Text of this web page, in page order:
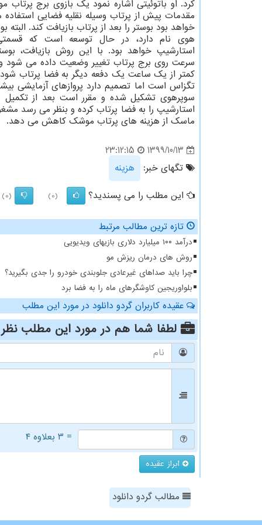
کرد. او باتوئیتی اشاره نمود یک بازوی برج پرتاب
مقدمات پیش از پرتاب وسیله نقلیه فضایی استفاده
خواهد بود بوستر را بعد از پرتاب بازیافت کند. البته
هوی نام دارد، در حال توسعه است که
استارشیپ خواهد بود. با این روش بازیافت،
سرعت روی برج پرتاب تغییر وضعیت داده می شود
کمتر از یک ساعت یک دفعه دیگر به فضا پرتاب
تگزاس است اما تصمیم دارد پروازهای آزمایشی
استارشیپ را به فضا پرتاب کرده و بنظر می رسد
ماسک از هزینه های پرتاب موشک کاهش می دهد.
1399/10/13
23:12:15
تگهای خبر:
هزینه
این مطلب را می پسندید؟
(0)
(0)
تازه ترین مطالب مرتبط
درآمد ۱۰۰ میلیارد دلاری بازیهای ویدیویی
روش های درمان ریزش مو
چرا باید صداهای غیرعادی جلوبندی خودرو را جدی بگیرید؟
بلواوریجین کاوشگرهای ماه را به فضا برد
عقیده کاربران گردو دانلود در مورد این مطلب
لطفا شما هم در مورد این مطلب
= ۳ بعلاوه ۴
ابراز عقیده
مطالب گردو دانلود